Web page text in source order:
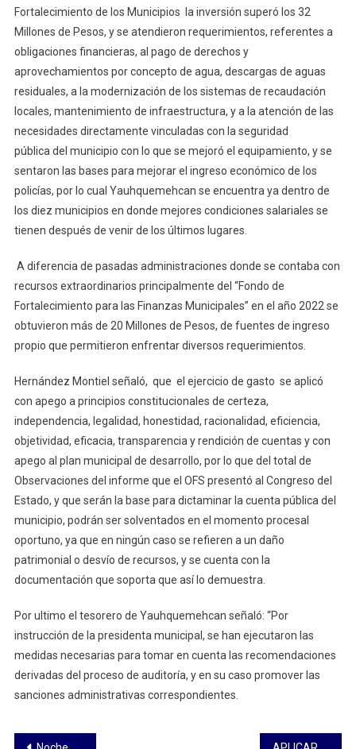
Fortalecimiento de los Municipios la inversión superó los 32
Millones de Pesos, y se atendieron requerimientos, referentes a
obligaciones financieras, al pago de derechos y
aprovechamientos por concepto de agua, descargas de aguas
residuales, a la modernización de los sistemas de recaudación
locales, mantenimiento de infraestructura, y a la atención de las
necesidades directamente vinculadas con la seguridad
pública del municipio con lo que se mejoró el equipamiento, y se
sentaron las bases para mejorar el ingreso económico de los
policías, por lo cual Yauhquemehcan se encuentra ya dentro de
los diez municipios en donde mejores condiciones salariales se
tienen después de venir de los últimos lugares.
A diferencia de pasadas administraciones donde se contaba con
recursos extraordinarios principalmente del “Fondo de
Fortalecimiento para las Finanzas Municipales” en el año 2022 se
obtuvieron más de 20 Millones de Pesos, de fuentes de ingreso
propio que permitieron enfrentar diversos requerimientos.
Hernández Montiel señaló, que el ejercicio de gasto se aplicó
con apego a principios constitucionales de certeza,
independencia, legalidad, honestidad, racionalidad, eficiencia,
objetividad, eficacia, transparencia y rendición de cuentas y con
apego al plan municipal de desarrollo, por lo que del total de
Observaciones del informe que el OFS presentó al Congreso del
Estado, y que serán la base para dictaminar la cuenta pública del
municipio, podrán ser solventados en el momento procesal
oportuno, ya que en ningún caso se refieren a un daño
patrimonial o desvío de recursos, y se cuenta con la
documentación que soporta que así lo demuestra.
Por ultimo el tesorero de Yauhquemehcan señaló: “Por
instrucción de la presidenta municipal, se han ejecutaron las
medidas necesarias para tomar en cuenta las recomendaciones
derivadas del proceso de auditoría, y en su caso promover las
sanciones administrativas correspondientes.